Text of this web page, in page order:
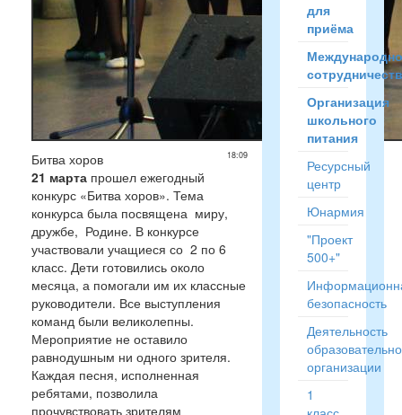
18:09
Битва хоров
21 марта прошел ежегодный
конкурс «Битва хоров». Тема
конкурса была посвящена миру,
дружбе, Родине. В конкурсе
участвовали учащиеся со 2 по 6
класс. Дети готовились около
месяца, а помогали им их классные
руководители. Все выступления
команд были великолепны.
Мероприятие не оставило
равнодушным ни одного зрителя.
Каждая песня, исполненная
ребятами, позволила
прочувствовать зрителям
для
приёма
Организация
школьного
питания
Ресурсный
центр
Юнармия
"Проект
500+"
безопасность
Деятельность
организации
1